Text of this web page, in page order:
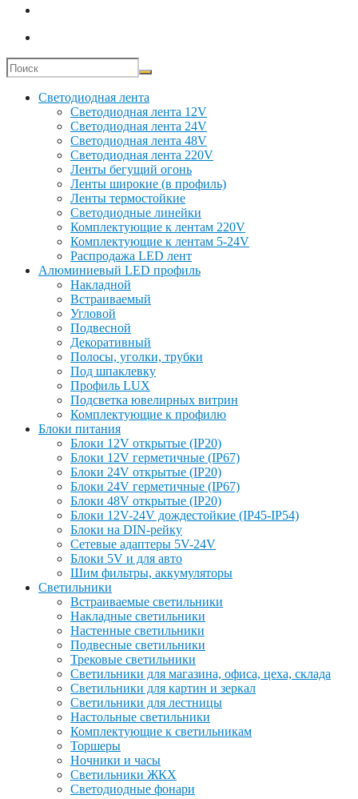
Светодиодная лента
Светодиодная лента 12V
Светодиодная лента 24V
Светодиодная лента 48V
Светодиодная лента 220V
Ленты бегущий огонь
Ленты широкие (в профиль)
Ленты термостойкие
Светодиодные линейки
Комплектующие к лентам 220V
Комплектующие к лентам 5-24V
Распродажа LED лент
Алюминиевый LED профиль
Накладной
Встраиваемый
Угловой
Подвесной
Декоративный
Полосы, уголки, трубки
Под шпаклевку
Профиль LUX
Подсветка ювелирных витрин
Комплектующие к профилю
Блоки питания
Блоки 12V открытые (IP20)
Блоки 12V герметичные (IP67)
Блоки 24V открытые (IP20)
Блоки 24V герметичные (IP67)
Блоки 48V открытые (IP20)
Блоки 12V-24V дождестойкие (IP45-IP54)
Блоки на DIN-рейку
Сетевые адаптеры 5V-24V
Блоки 5V и для авто
Шим фильтры, аккумуляторы
Светильники
Встраиваемые светильники
Накладные светильники
Настенные светильники
Подвесные светильники
Трековые светильники
Светильники для магазина, офиса, цеха, склада
Светильники для картин и зеркал
Светильники для лестницы
Настольные светильники
Комплектующие к светильникам
Торшеры
Ночники и часы
Светильники ЖКХ
Светодиодные фонари